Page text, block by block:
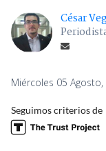
César
Miércoles 05
Seguimos criterios de